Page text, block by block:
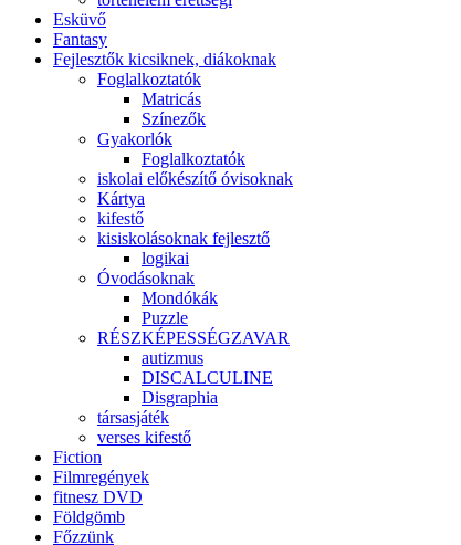
Esküvő
Fantasy
Fejlesztők kicsiknek, diákoknak
Foglalkoztatók
Matricás
Színezők
Gyakorlók
Foglalkoztatók
iskolai előkészítő óvisoknak
Kártya
kifestő
kisiskolásoknak fejlesztő
logikai
Óvodásoknak
Mondókák
Puzzle
RÉSZKÉPESSÉGZAVAR
autizmus
DISCALCULINE
Disgraphia
társasjáték
verses kifestő
Fiction
Filmregények
fitnesz DVD
Földgömb
Főzzünk